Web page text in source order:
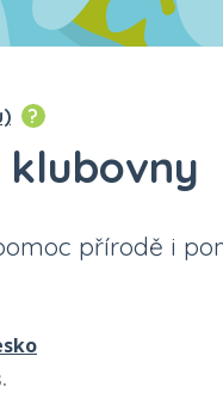
?
přírodě i